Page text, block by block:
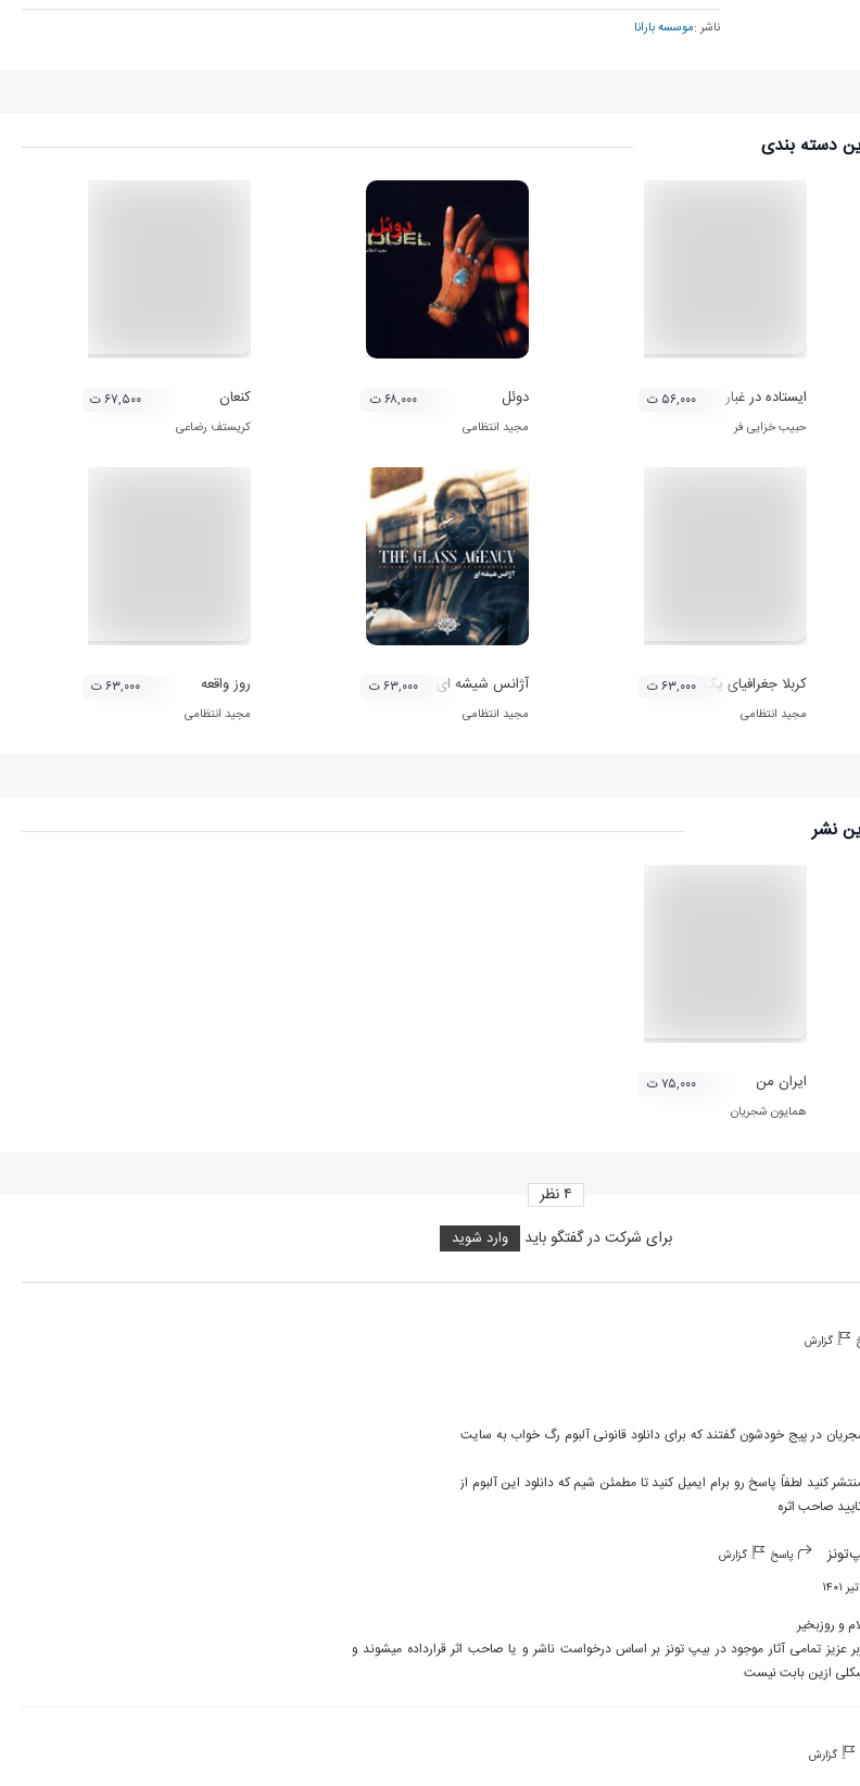
ناشر :موسسه بارانا
دسته بندی
ایستاده در غبار
حبیب خزایی فر
۵۶,۰۰۰ ت دوئل
مجید انتظامی
۶۸,۰۰۰ ت کنعان
کریستف رضاعی
۶۷,۵۰۰ ت
کربلا جغرافیای یک تاریخ
مجید انتظامی
۶۳,۰۰۰ ت آژانس شیشه ای
مجید انتظامی
۶۳,۰۰۰ ت روز واقعه
مجید انتظامی
۶۳,۰۰۰ ت
نشر
ایران من
همایون شجریان
۷۵,۰۰۰ ت
برای شرکت در گفتگو باید وارد شوید
۴نظر
گزارش
صاحب اثره
پاسخ گزارش
ازین بابت نیست
گزارش